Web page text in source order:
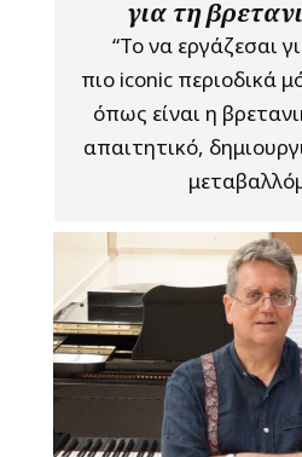
για τη
“Το να εργάζεσαι
πιο iconic περιοδικά
όπως είναι η
απαιτητικό,